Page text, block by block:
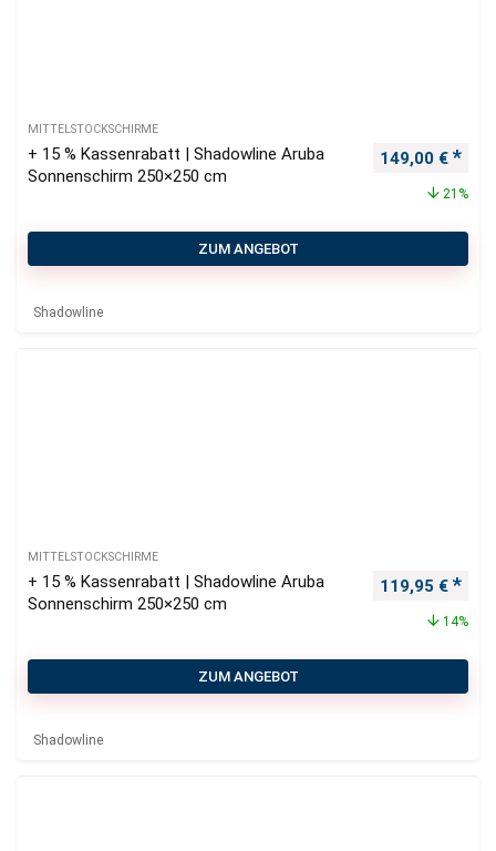
MITTELSTOCKSCHIRME
+ 15 % Kassenrabatt | Shadowline Aruba
Sonnenschirm 250×250 cm
149,00 €
21%
ZUM ANGEBOT
Shadowline
MITTELSTOCKSCHIRME
+ 15 % Kassenrabatt | Shadowline Aruba
Sonnenschirm 250×250 cm
119,95 €
14%
ZUM ANGEBOT
Shadowline